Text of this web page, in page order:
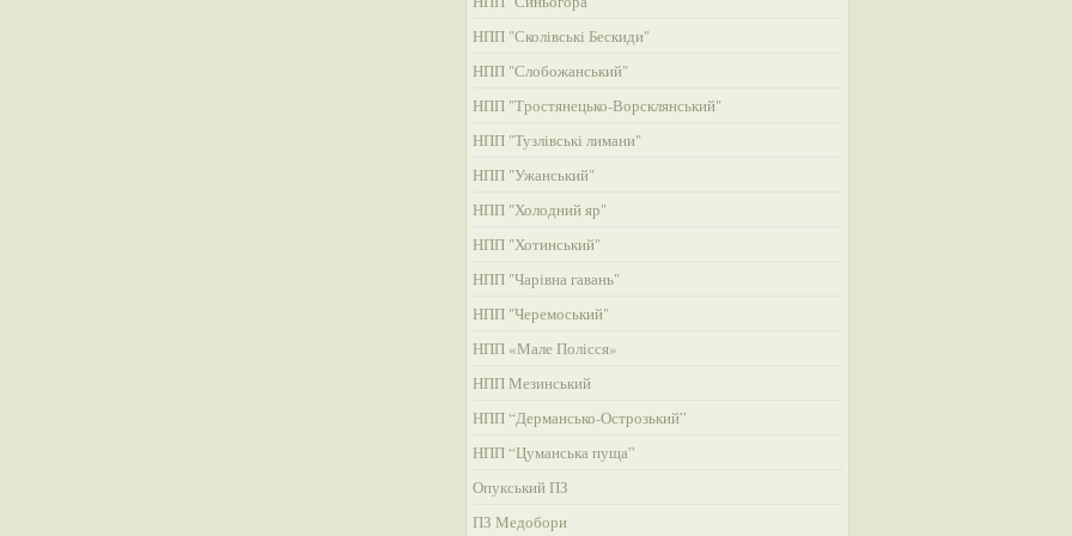
НПП "Сколівські Бескиди"
НПП "Слобожанський"
НПП "Тростянецько-Ворсклянський"
НПП "Тузлівські лимани"
НПП "Ужанський"
НПП "Холодний яр"
НПП "Хотинський"
НПП "Чарівна гавань"
НПП "Черемоський"
НПП «Мале Полісся»
НПП Мезинський
НПП “Дермансько-Острозький”
НПП “Цуманська пуща”
Опукський ПЗ
ПЗ Медобори